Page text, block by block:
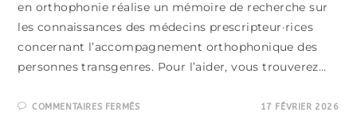
en orthophonie réalise un mémoire de recherche sur
les connaissances des médecins prescripteur·rices
concernant l’accompagnement orthophonique des
personnes transgenres. Pour l’aider, vous trouverez…
COMMENTAIRES FERMÉSSUR 17 FÉVRIER 2026